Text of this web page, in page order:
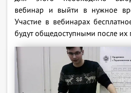
вебинар и выйти в нужное
Участие в вебинарах
будут общедоступными после их